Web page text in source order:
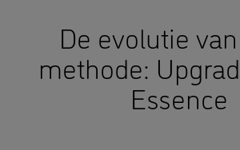
De evolutie
methode:
Essence